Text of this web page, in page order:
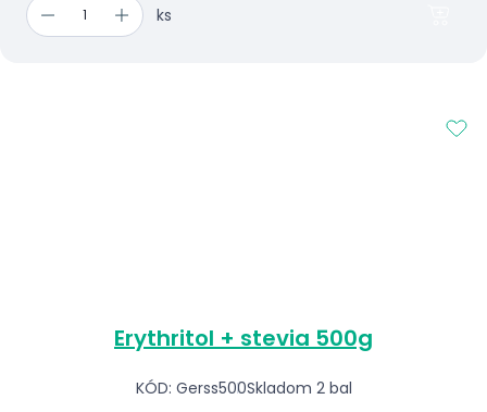
ks
Erythritol + stevia 500g
KÓD: Gerss500Skladom 2 bal